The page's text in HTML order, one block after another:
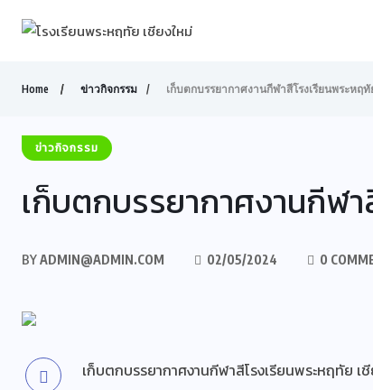
Home ข่าวกิจกรรม เก็บตกบรรยากาศงานกีฬาสีโรงเรียนพระหฤทั
ข่าวกิจกรรม
เก็บตกบรรยากาศงานกีฬา
BYADMIN@ADMIN.COM 02/05/2024 0
เก็บตกบรรยากาศงานกีฬาสีโรงเรียนพระหฤทัย เ